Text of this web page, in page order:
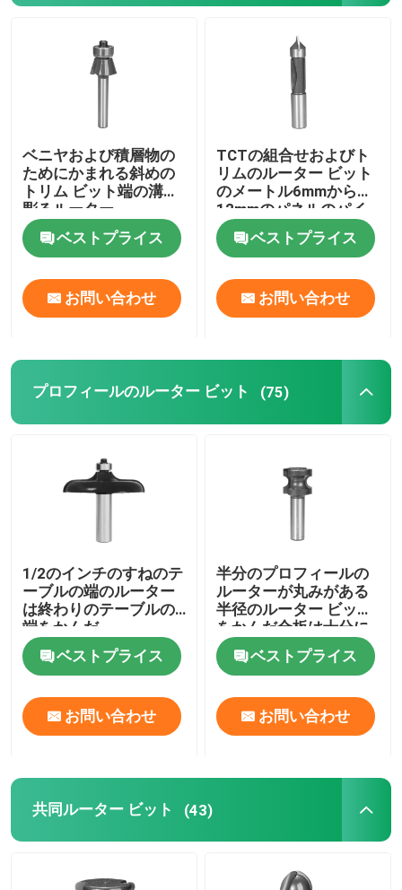
TCTの円の鋸歯
TCTルータービットセット
HSSルータービット
炭化物の挿入物の工具細工
ボーリングドリルビット
炭化物によってひっくり返された穴は見た
ホールソーアーバー
ベニヤおよび積層物の
ためにかまれる斜めの
トリム ビット端の溝を
彫るルーター
ベストプライス
お問い合わせ
TCTの組合せおよびト
リムのルーター ビット
のメートル6mmから
12mmのパネルのパイ
ロット・ビットは穴を
開けるベストプライス
お問い合わせ
プロフィールのルーター ビット (75)
1/2のインチのすねのテ
ーブルの端のルーター
は終わりのテーブルの
端をかんだ
ベストプライス
お問い合わせ
半分のプロフィールの
ルーターが丸みがある
半径のルーター ビット
をかんだ合板は十分に
端を円形にした
ベストプライス
お問い合わせ
共同ルーター ビット (43)